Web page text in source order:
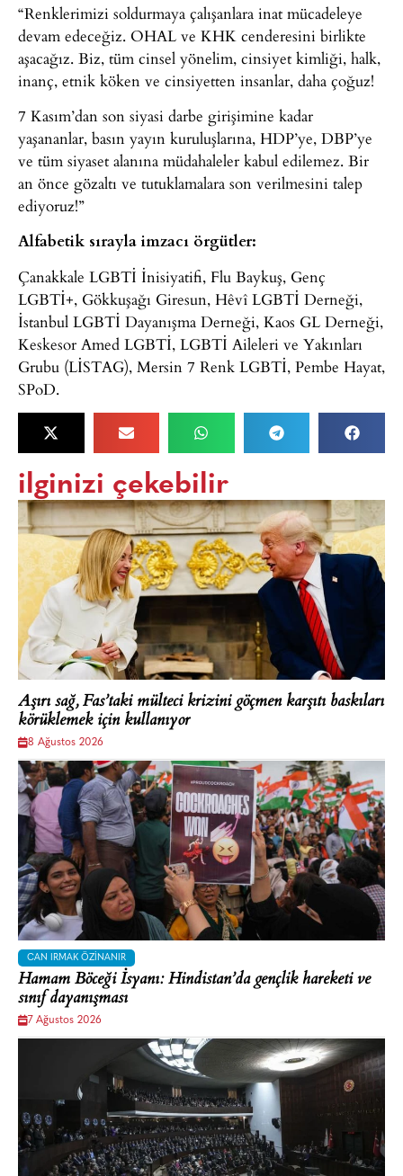
“Renklerimizi soldurmaya çalışanlara inat mücadeleye
devam edeceğiz. OHAL ve KHK cenderesini birlikte
aşacağız. Biz, tüm cinsel yönelim, cinsiyet kimliği, halk,
inanç, etnik köken ve cinsiyetten insanlar, daha çoğuz!
7 Kasım’dan son siyasi darbe girişimine kadar
yaşananlar, basın yayın kuruluşlarına, HDP’ye, DBP’ye
ve tüm siyaset alanına müdahaleler kabul edilemez. Bir
an önce gözaltı ve tutuklamalara son verilmesini talep
ediyoruz!”
Alfabetik sırayla imzacı örgütler:
Çanakkale LGBTİ İnisiyatifi, Flu Baykuş, Genç
LGBTİ+, Gökkuşağı Giresun, Hêvî LGBTİ Derneği,
İstanbul LGBTİ Dayanışma Derneği, Kaos GL Derneği,
Keskesor Amed LGBTİ, LGBTİ Aileleri ve Yakınları
Grubu (LİSTAG), Mersin 7 Renk LGBTİ, Pembe Hayat,
SPoD.
ilginizi çekebilir
Aşırı sağ, Fas’taki mülteci krizini göçmen karşıtı baskıları
körüklemek için kullanıyor
8 Ağustos 2026
CAN IRMAK ÖZINANIR
Hamam Böceği İsyanı: Hindistan’da gençlik hareketi ve
sınıf dayanışması
7 Ağustos 2026